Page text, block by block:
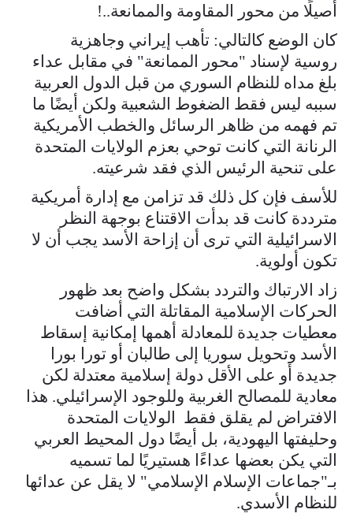
أصيلًا من محور المقاومة والممانعة..!
كان الوضع كالتالي: تأهب إيراني وجاهزية
روسية لإسناد "محور الممانعة" في مقابل عداء
بلغ مداه للنظام السوري من قبل الدول العربية
سببه ليس فقط الضغوط الشعبية ولكن أيضًا ما
تم فهمه من ظاهر الرسائل والخطب الأمريكية
الرنانة التي كانت توحي بعزم الولايات المتحدة
على تنحية الرئيس الذي فقد شرعيته.
للأسف فإن كل ذلك قد تزامن مع إدارة أمريكية
مترددة كانت قد بدأت الاقتناع بوجهة النظر
الاسرائيلية التي ترى أن إزاحة الأسد يجب أن لا
تكون أولوية.
زاد الارتباك والتردد بشكل واضح بعد ظهور
الحركات الإسلامية المقاتلة التي أضافت
معطيات جديدة للمعادلة أهمها إمكانية إسقاط
الأسد وتحويل سوريا إلى طالبان أو تورا بورا
جديدة أو على الأقل دولة إسلامية معتدلة لكن
معادية للمصالح الغربية وللوجود الإسرائيلي. هذا
الافتراض لم يقلق فقط الولايات المتحدة
وحليفتها اليهودية، بل أيضًا دول المحيط العربي
التي يكن بعضها عداءًا هستيريًا لما تسميه
بـ"جماعات الإسلام الإسلامي" لا يقل عن عدائها
للنظام الأسدي.